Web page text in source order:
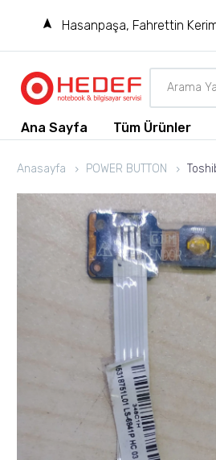
Hasanpaşa, Fahrettin
Ana Sayfa Tüm Ürünler
Anasayfa POWER BUTTON